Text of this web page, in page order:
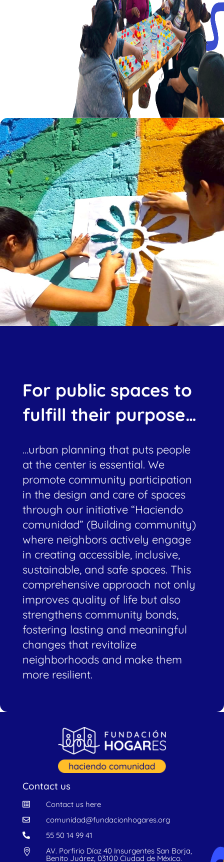
For public spaces to
fulfill their purpose…
…urban planning that puts people
at the center is essential. We
promote community participation
in the design and care of spaces
through our initiative “Haciendo
comunidad” (Building community)
where neighbors actively engage
in creating accessible, inclusive,
sustainable, and safe spaces. This
comprehensive approach not only
improves quality of life but also
strengthens community bonds,
fostering lasting and meaningful
changes that revitalize
neighborhoods and make them
more resilient.
Contact us
 Contact us here
 comunidad@fundacionhogares.org
 55 50 14 99 41
 AV. Porfirio Díaz 40 Insurgentes San Borja,
Benito Juárez, 03100 Ciudad de México.